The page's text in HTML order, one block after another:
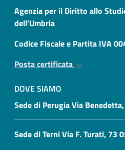
Agenzia per il Diritto allo
dell'Umbria
Codice Fiscale e Partita IVA
Posta certificata
DOVE SIAMO
Sede di Perugia Via
Sede di Terni Via F. Turati, 73